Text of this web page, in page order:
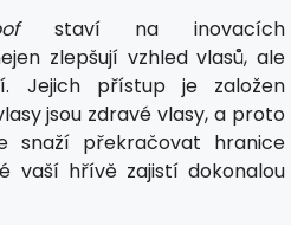
staví na inovacích
zlepšují vzhled vlasů, ale
Jejich přístup je založen
jsou zdravé vlasy, a proto
snaží překračovat hranice
vaší hřívě zajistí dokonalou